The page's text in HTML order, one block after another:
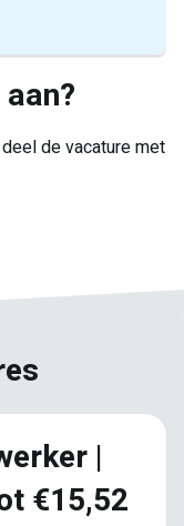
de vacature met
|
€15,52